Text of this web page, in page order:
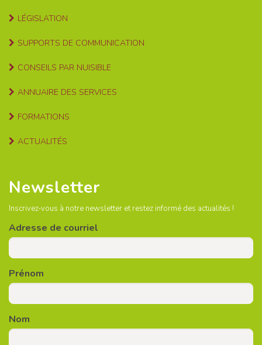
LÉGISLATION
SUPPORTS DE COMMUNICATION
CONSEILS PAR NUISIBLE
ANNUAIRE DES SERVICES
FORMATIONS
ACTUALITÉS
Newsletter
Inscrivez-vous à notre newsletter et restez informé des actualités !
Adresse de courriel
Prénom
Nom